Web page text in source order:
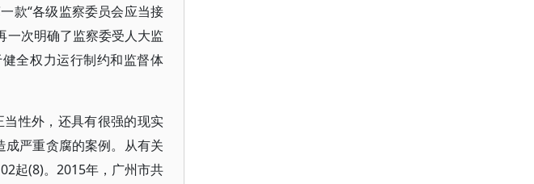
款“各级监察委员会应当接
一次明确了监察委受人大监
全权力运行制约和监督体
性外，还具有很强的现实
严重贪腐的案例。从有关
起(8)。2015年，广州市共